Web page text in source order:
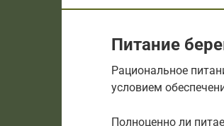
Питание
Рациональное
условием
Полноценно ли